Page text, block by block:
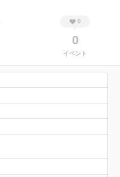
0
0
イベント